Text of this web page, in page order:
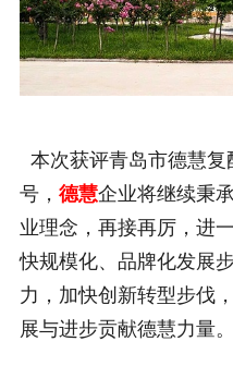
本次获评青岛市德慧
号， 德慧企业将继续秉
业理念，再接再厉，进
快规模化、品牌化发展
力，加快创新转型步伐
展与进步贡献德慧力量。